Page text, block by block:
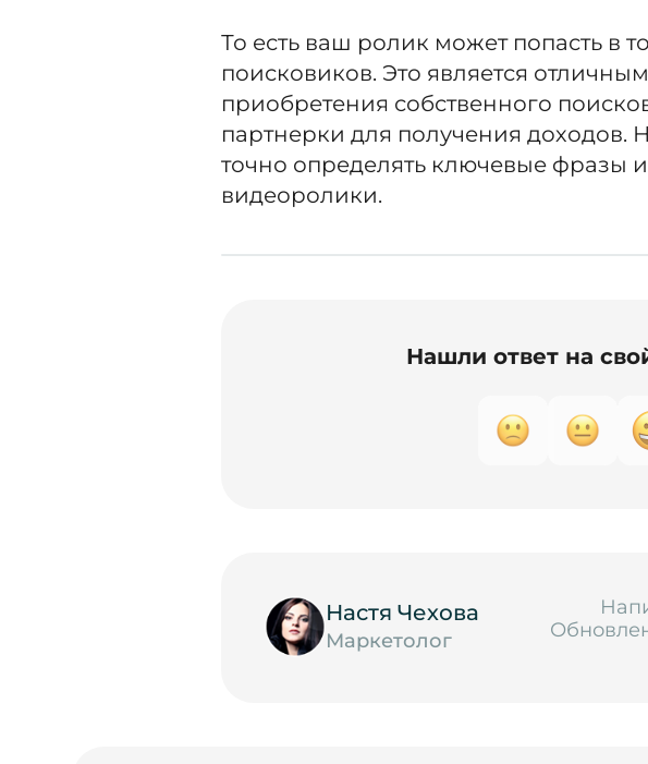
То есть ваш ролик может попасть в
поисковиков. Это является
приобретения собственного
партнерки для получения доходов.
точно определять ключевые фразы
видеоролики.
Нашли ответ на
Настя Чехова
Маркетолог